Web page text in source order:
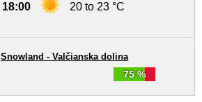
18:00 20 to 23 °C
75 %
Snowland - Valčianska dolina